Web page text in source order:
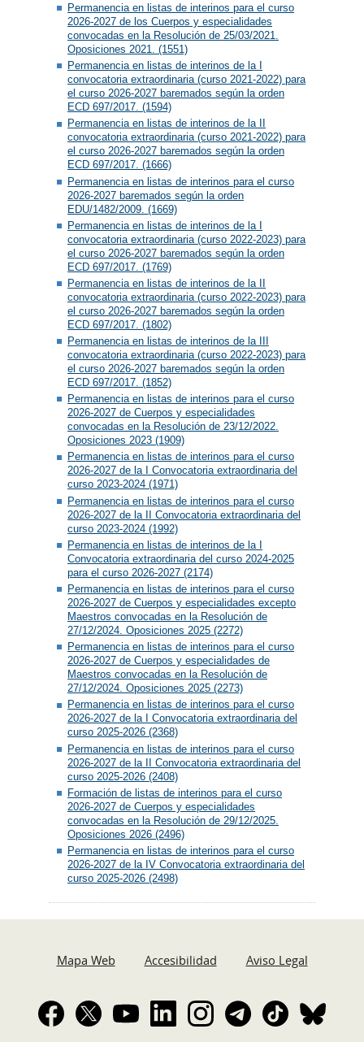
Permanencia en listas de interinos para el curso
2026-2027 de los Cuerpos y especialidades
convocadas en la Resolución de 25/03/2021.
Oposiciones 2021. (1551)
Permanencia en listas de interinos de la I
convocatoria extraordinaria (curso 2021-2022) para
el curso 2026-2027 baremados según la orden
ECD 697/2017. (1594)
Permanencia en listas de interinos de la II
convocatoria extraordinaria (curso 2021-2022) para
el curso 2026-2027 baremados según la orden
ECD 697/2017. (1666)
Permanencia en listas de interinos para el curso
2026-2027 baremados según la orden
EDU/1482/2009. (1669)
Permanencia en listas de interinos de la I
convocatoria extraordinaria (curso 2022-2023) para
el curso 2026-2027 baremados según la orden
ECD 697/2017. (1769)
Permanencia en listas de interinos de la II
convocatoria extraordinaria (curso 2022-2023) para
el curso 2026-2027 baremados según la orden
ECD 697/2017. (1802)
Permanencia en listas de interinos de la III
convocatoria extraordinaria (curso 2022-2023) para
el curso 2026-2027 baremados según la orden
ECD 697/2017. (1852)
Permanencia en listas de interinos para el curso
2026-2027 de Cuerpos y especialidades
convocadas en la Resolución de 23/12/2022.
Oposiciones 2023 (1909)
Permanencia en listas de interinos para el curso
2026-2027 de la I Convocatoria extraordinaria del
curso 2023-2024 (1971)
Permanencia en listas de interinos para el curso
2026-2027 de la II Convocatoria extraordinaria del
curso 2023-2024 (1992)
Permanencia en listas de interinos de la I
Convocatoria extraordinaria del curso 2024-2025
para el curso 2026-2027 (2174)
Permanencia en listas de interinos para el curso
2026-2027 de Cuerpos y especialidades excepto
Maestros convocadas en la Resolución de
27/12/2024. Oposiciones 2025 (2272)
Permanencia en listas de interinos para el curso
2026-2027 de Cuerpos y especialidades de
Maestros convocadas en la Resolución de
27/12/2024. Oposiciones 2025 (2273)
Permanencia en listas de interinos para el curso
2026-2027 de la I Convocatoria extraordinaria del
curso 2025-2026 (2368)
Permanencia en listas de interinos para el curso
2026-2027 de la II Convocatoria extraordinaria del
curso 2025-2026 (2408)
Formación de listas de interinos para el curso
2026-2027 de Cuerpos y especialidades
convocadas en la Resolución de 29/12/2025.
Oposiciones 2026 (2496)
Permanencia en listas de interinos para el curso
2026-2027 de la IV Convocatoria extraordinaria del
curso 2025-2026 (2498)
Mapa Web Accesibilidad Aviso Legal